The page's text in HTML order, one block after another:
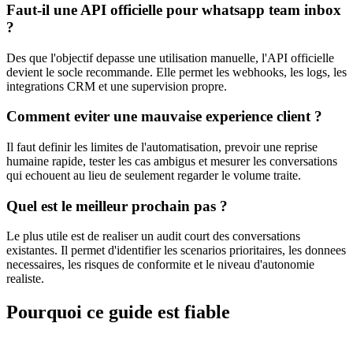
Faut-il une API officielle pour whatsapp team inbox
?
Des que l'objectif depasse une utilisation manuelle, l'API officielle
devient le socle recommande. Elle permet les webhooks, les logs, les
integrations CRM et une supervision propre.
Comment eviter une mauvaise experience client ?
Il faut definir les limites de l'automatisation, prevoir une reprise
humaine rapide, tester les cas ambigus et mesurer les conversations
qui echouent au lieu de seulement regarder le volume traite.
Quel est le meilleur prochain pas ?
Le plus utile est de realiser un audit court des conversations
existantes. Il permet d'identifier les scenarios prioritaires, les donnees
necessaires, les risques de conformite et le niveau d'autonomie
realiste.
Pourquoi ce guide est fiable